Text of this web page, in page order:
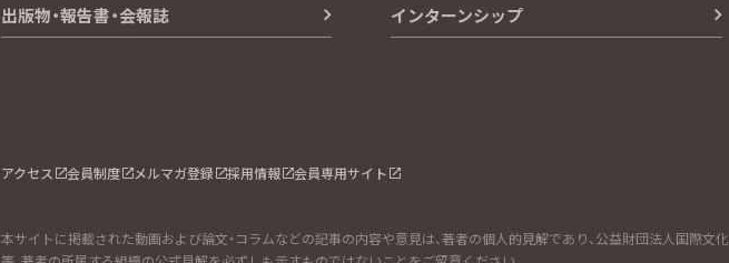
出版物・報告書・会報誌 インターンシップ
アクセス 会員制度 メルマガ登録 採用情報 会員専用サイト
本サイトに掲載された動画および論文・コラムなどの記事の内容や意見は、著者の個人的見解であり、公益財団法人国際文化